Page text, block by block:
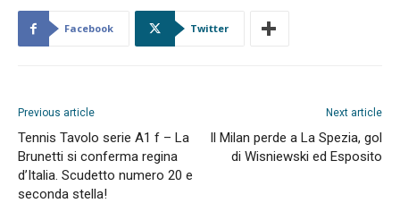
Facebook Twitter
Previous article
Tennis Tavolo serie A1 f – La
Brunetti si conferma regina
d’Italia. Scudetto numero 20 e
seconda stella!
Next article
Il Milan perde a La Spezia, gol
di Wisniewski ed Esposito